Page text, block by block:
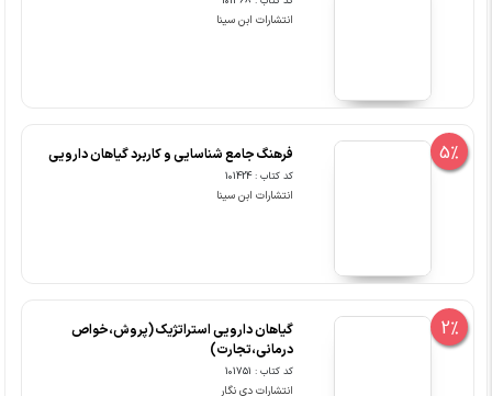
انتشارات ابن سینا
5% فرهنگ جامع شناسایی و کاربرد گیاهان دارویی
کد کتاب : 101424
انتشارات ابن سینا
2%
گیاهان دارویی استراتژیک (پروش،خواص
درمانی،تجارت)
کد کتاب : 101751
انتشارات دی نگار